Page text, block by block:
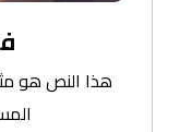
هذا النص هو